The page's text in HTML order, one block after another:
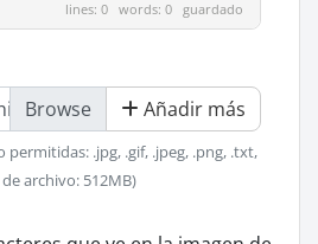
lines: 0 words: 0 guardado
Añadir más
permitidas: .jpg, .gif, .jpeg, .png, .txt,
archivo: 512MB)